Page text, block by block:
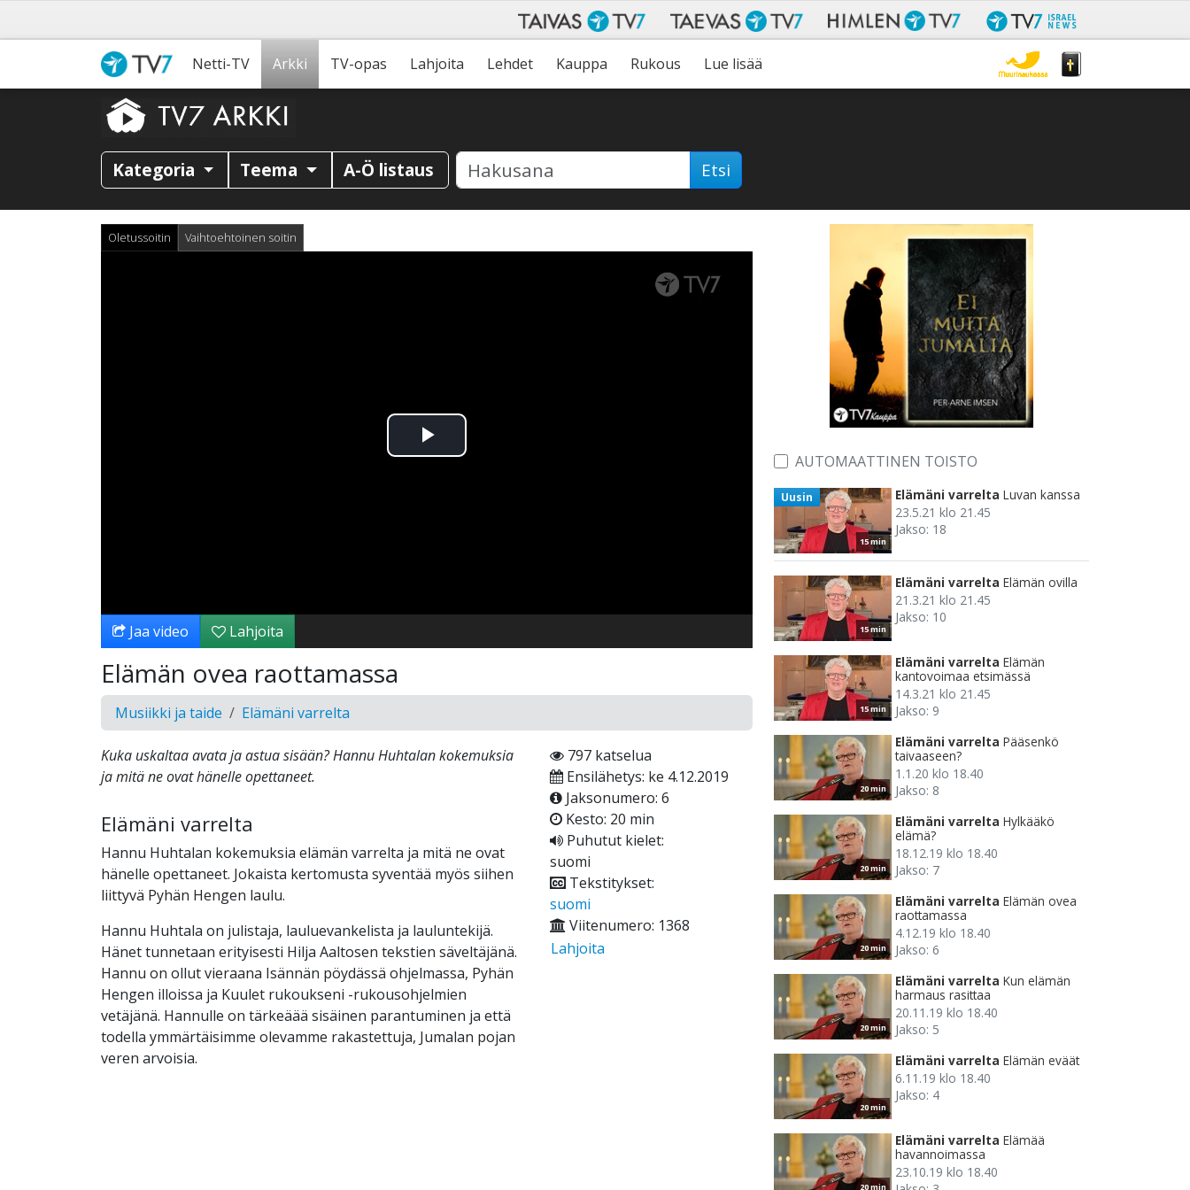
Netti-TV Arkki TV-opas Lahjoita Lehdet Kauppa Rukous Lue lisää
Kategoria Teema A-Ö listaus Etsi
Oletussoitin Vaihtoehtoinen soitin
Toista
Jaa video Lahjoita
Elämän ovea raottamassa
Musiikki ja taide Elämäni varrelta
Kuka uskaltaa avata ja astua sisään? Hannu Huhtalan kokemuksia
ja mitä ne ovat hänelle opettaneet.
Elämäni varrelta
Hannu Huhtalan kokemuksia elämän varrelta ja mitä ne ovat
hänelle opettaneet. Jokaista kertomusta syventää myös siihen
liittyvä Pyhän Hengen laulu.
Hannu Huhtala on julistaja, lauluevankelista ja lauluntekijä.
Hänet tunnetaan erityisesti Hilja Aaltosen tekstien säveltäjänä.
Hannu on ollut vieraana Isännän pöydässä ohjelmassa, Pyhän
Hengen illoissa ja Kuulet rukoukseni -rukousohjelmien
vetäjänä. Hannulle on tärkeäää sisäinen parantuminen ja että
todella ymmärtäisimme olevamme rakastettuja, Jumalan pojan
veren arvoisia.
797 katselua
Ensilähetys: ke 4.12.2019
Jaksonumero: 6
Kesto: 20 min
Puhutut kielet:
suomi
Tekstitykset:
suomi
Viitenumero: 1368
Lahjoita
AUTOMAATTINEN TOISTO
15 min
Uusin Elämäni varrelta Luvan kanssa
23.5.21 klo 21.45
Jakso: 18
15 min
Elämäni varrelta Elämän ovilla
21.3.21 klo 21.45
Jakso: 10
15 min
Elämäni varrelta Elämän
kantovoimaa etsimässä
14.3.21 klo 21.45
Jakso: 9
20 min
Elämäni varrelta Pääsenkö
taivaaseen?
1.1.20 klo 18.40
Jakso: 8
20 min
Elämäni varrelta Hylkääkö
elämä?
18.12.19 klo 18.40
Jakso: 7
20 min
Elämäni varrelta Elämän ovea
raottamassa
4.12.19 klo 18.40
Jakso: 6
20 min
Elämäni varrelta Kun elämän
harmaus rasittaa
20.11.19 klo 18.40
Jakso: 5
20 min
Elämäni varrelta Elämän eväät
6.11.19 klo 18.40
Jakso: 4
20 min
Elämäni varrelta Elämää
havannoimassa
23.10.19 klo 18.40